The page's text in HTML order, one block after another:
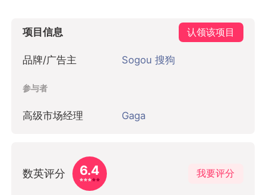
项目信息 认领该项目
品牌/广告主 Sogou 搜狗
参与者
高级市场经理 Gaga
数英评分 6.4 我要评分